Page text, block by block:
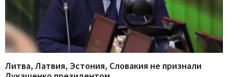
Литва, Латвия, Эстония, Словакия не признали